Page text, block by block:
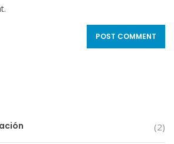
(2)